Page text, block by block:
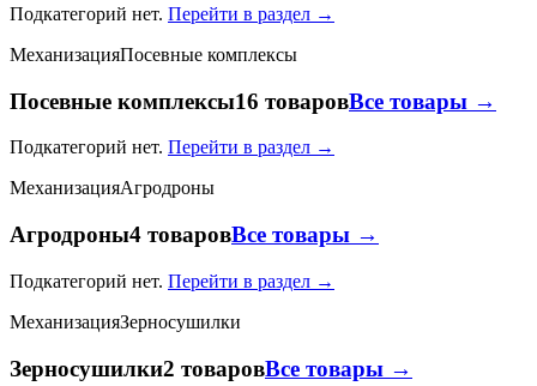
Подкатегорий нет. Перейти в раздел →
МеханизацияПосевные комплексы
Посевные комплексы16 товаровВсе товары →
Подкатегорий нет. Перейти в раздел →
МеханизацияАгродроны
Агродроны4 товаровВсе товары →
Подкатегорий нет. Перейти в раздел →
МеханизацияЗерносушилки
Зерносушилки2 товаровВсе товары →